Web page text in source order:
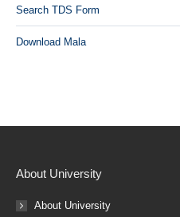
Search TDS Form
Download Mala
About University
About University